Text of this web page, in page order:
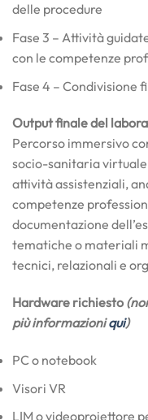
delle procedure
Fase 3 – Attività
con le competenze
Fase 4 – Condivisione
Output finale del
Percorso immersivo
socio-sanitaria
attività assistenziali,
competenze
documentazione
tematiche o materiali
tecnici, relazionali e
Hardware richiesto
più informazioniqui)
PC o notebook
Visori VR
LIM o videoproiettore